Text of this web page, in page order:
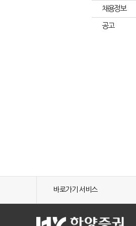
채용정보
공고
바로가기 서비스